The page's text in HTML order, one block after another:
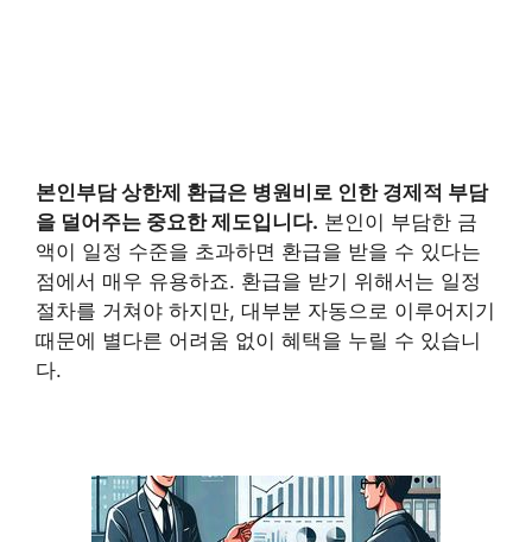
본인부담 상한제 환급은 병원비로 인한 경제적 부담
을 덜어주는 중요한 제도입니다. 본인이 부담한 금
액이 일정 수준을 초과하면 환급을 받을 수 있다는
점에서 매우 유용하죠. 환급을 받기 위해서는 일정
절차를 거쳐야 하지만, 대부분 자동으로 이루어지기
때문에 별다른 어려움 없이 혜택을 누릴 수 있습니
다.